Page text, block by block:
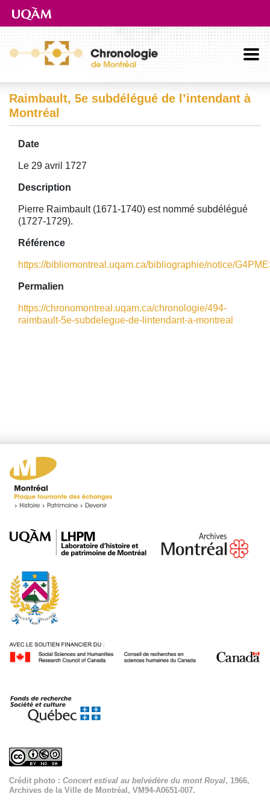
Aller directement au contenu principal
Raimbault, 5e subdélégué de l’intendant à
Montréal
Date
Le 29 avril 1727
Description
Pierre Raimbault (1671-1740) est nommé subdélégué
(1727-1729).
Référence
https://bibliomontreal.uqam.ca/bibliographie/notice/
Permalien
https://chronomontreal.uqam.ca/chronologie/494-
raimbault-5e-subdelegue-de-lintendant-a-montreal
Crédit photo : Concert estival au belvédère du mont Royal, 1966,
Archives de la Ville de Montréal, VM94-A0651-007.